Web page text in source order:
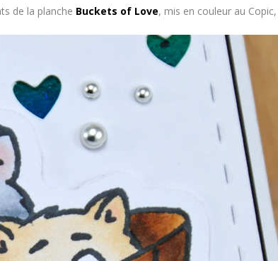
de la planche Buckets of Love, mis en couleur au